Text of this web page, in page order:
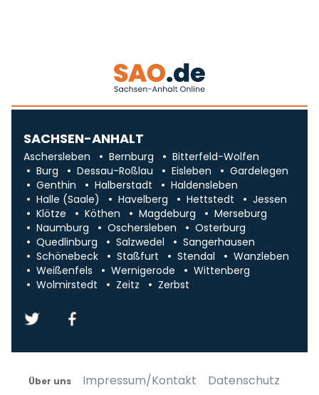
SACHSEN-ANHALT
Aschersleben Bernburg
Bitterfeld-Wolfen
Burg
Dessau-Roßlau Eisleben
Gardelegen
Genthin
Halberstadt
Haldensleben
Halle (Saale)
Havelberg Hettstedt
Jessen
Klötze
Köthen Magdeburg
Merseburg
Naumburg
Oschersleben
Osterburg
Quedlinburg
Salzwedel
Sangerhausen
Schönebeck
Staßfurt Stendal
Wanzleben
Weißenfels
Wernigerode
Wittenberg
Wolmirstedt
Zeitz Zerbst
Über uns Impressum/Kontakt Datenschutz